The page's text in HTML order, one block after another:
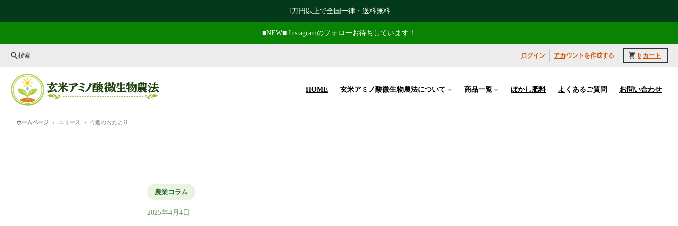
1万円以上で全国一律・送料無料
■NEW■ Instagramのフォローお待ちしています！
捜索 ログイン アカウントを作成する 0 カート
HOME 玄米アミノ酸微生物農法について 商品一覧 ぼかし肥料 よくあるご質問 お問い合わせ
ホームページ ニュース 今週のおたより
農業コラム
2025年4月4日